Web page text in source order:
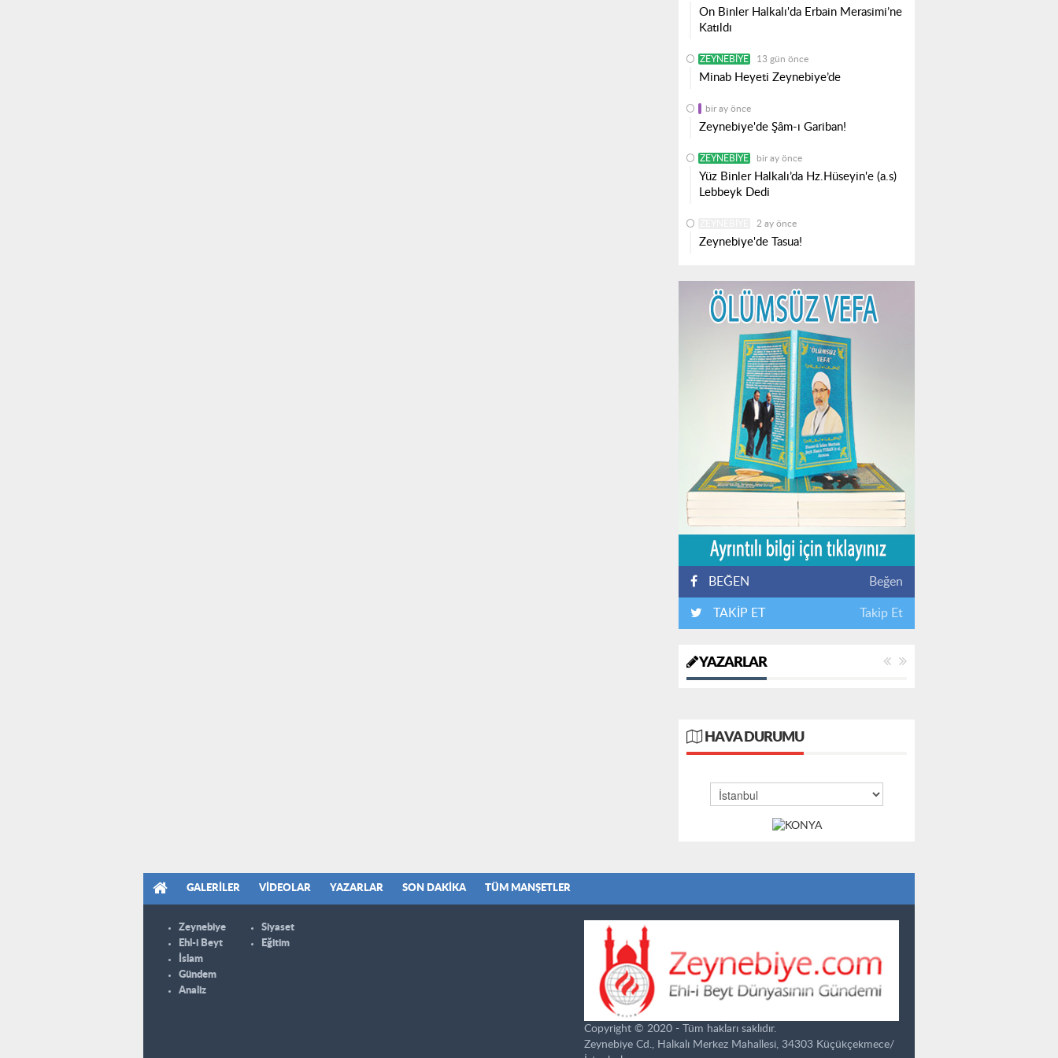
On Binler Halkalı'da Erbain Merasimi’ne
Katıldı
ZEYNEBIYE 13 gün önce
Minab Heyeti Zeynebiye’de
bir ay önce
Zeynebiye'de Şâm-ı Gariban!
ZEYNEBIYE bir ay önce
Yüz Binler Halkalı’da Hz.Hüseyin'e (a.s)
Lebbeyk Dedi
2 ay önce
Zeynebiye'de Tasua!
BEĞEN Beğen
TAKİP ET Takip Et
YAZARLAR
HAVA DURUMU
GALERILER VIDEOLAR YAZARLAR SON DAKIKA TÜM MANŞETLER
Zeynebiye
Ehl-i Beyt
İslam
Gündem
Analiz
Siyaset
Eğitim
Copyright © 2020 - Tüm hakları saklıdır.
Zeynebiye Cd., Halkalı Merkez Mahallesi, 34303 Küçükçekmece/